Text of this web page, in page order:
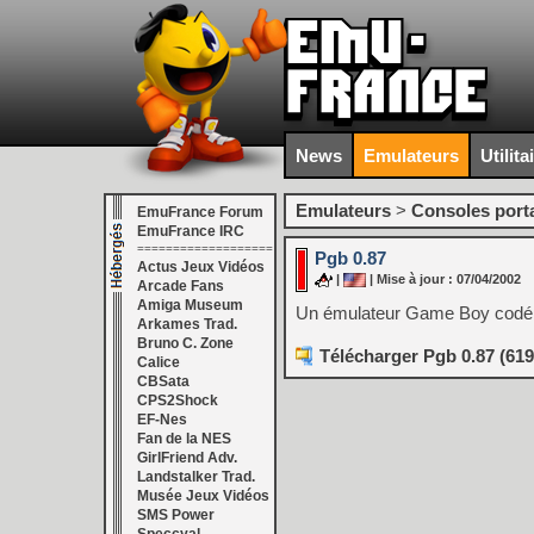
News Emulateurs
EmuFrance Forum
EmuFrance IRC
===================
Actus Jeux Vidéos
Arcade Fans
Amiga Museum
Arkames Trad.
Bruno C. Zone
Calice
CBSata
CPS2Shock
EF-Nes
Fan de la NES
GirlFriend Adv.
Landstalker Trad.
Musée Jeux Vidéos
SMS Power
Emulateurs > Consoles
Pgb 0.87
| | Mise à jour : 07/04/2002
Un émulateur Game Boy
Télécharger Pgb 0.87